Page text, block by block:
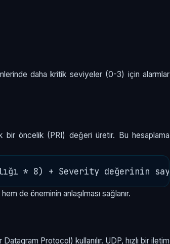
daha kritik seviyeler (0-3) için alarmlar
öncelik (PRI) değeri üretir. Bu hesaplama
de öneminin anlaşılması sağlanır.
Protocol) kullanılır. UDP, hızlı bir iletim